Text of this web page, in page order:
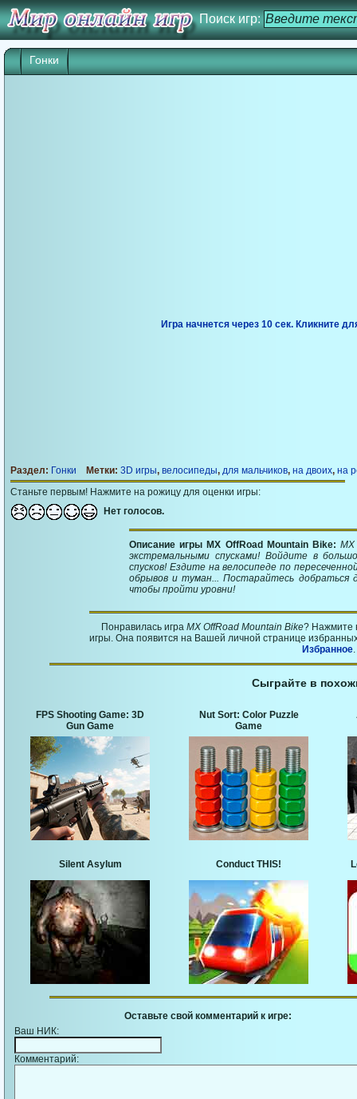
Поиск игр:
Гонки
Игра начнется через 10 сек. Кликните
Раздел: Гонки Метки: 3D игры, велосипеды, для мальчиков, на двоих, на
Станьте первым! Нажмите на рожицу для оценки игры:
Нет голосов.
Описание игры MX OffRoad Mountain Bike:
экстремальными спусками! Войдите в
спусков! Ездите на велосипеде по
обрывов и туман... Постарайтесь добраться
чтобы пройти уровни!
Понравилась игра MX OffRoad Mountain Bike? Нажмите
игры. Она появится на Вашей личной странице
Избранное.
Сыграйте в
FPS Shooting Game: 3D
Gun Game
Nut Sort: Color Puzzle
Game
Silent Asylum Conduct THIS!
Оставьте свой комментарий к игре:
Ваш НИК:
Комментарий: